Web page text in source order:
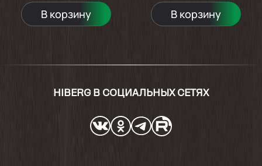
В корзину В корзину
HIBERG В СОЦИАЛЬНЫХ СЕТЯХ